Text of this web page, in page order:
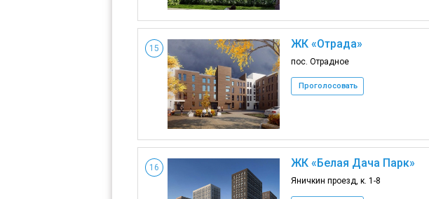
15 ЖК «Отрада»
пос. Отрадное
Проголосовать
16 ЖК «Белая Дача Парк»
Яничкин проезд, к. 1-8